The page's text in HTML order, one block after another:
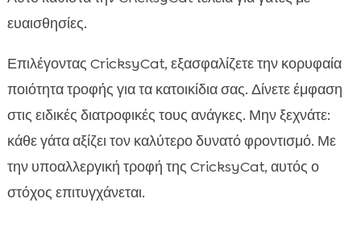
ευαισθησίες.
Επιλέγοντας CricksyCat, εξασφαλίζετε την κορυφαία
ποιότητα τροφής για τα κατοικίδια σας. Δίνετε έμφαση
στις ειδικές διατροφικές τους ανάγκες. Μην ξεχνάτε:
κάθε γάτα αξίζει τον καλύτερο δυνατό φροντισμό. Με
την υποαλλεργική τροφή της CricksyCat, αυτός ο
στόχος επιτυγχάνεται.